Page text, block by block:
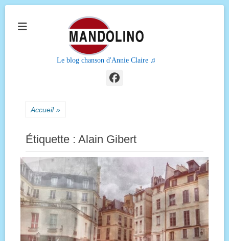
Le blog chanson d'Annie Claire ♫
Facebook
Accueil »
Étiquette : Alain Gibert